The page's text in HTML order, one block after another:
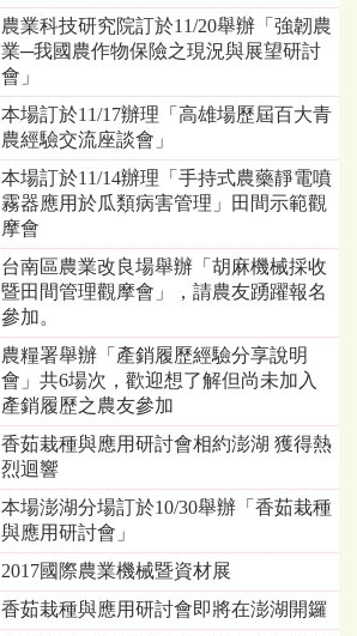
農業科技研究院訂於11/20舉辦「強韌農
業─我國農作物保險之現況與展望研討
會」
本場訂於11/17辦理「高雄場歷屆百大青
農經驗交流座談會」
本場訂於11/14辦理「手持式農藥靜電噴
霧器應用於瓜類病害管理」田間示範觀
摩會
台南區農業改良場舉辦「胡麻機械採收
暨田間管理觀摩會」，請農友踴躍報名
參加。
農糧署舉辦「產銷履歷經驗分享說明
會」共6場次，歡迎想了解但尚未加入
產銷履歷之農友參加
香茹栽種與應用研討會相約澎湖 獲得熱
烈迴響
本場澎湖分場訂於10/30舉辦「香茹栽種
與應用研討會」
2017國際農業機械暨資材展
香茹栽種與應用研討會即將在澎湖開鑼